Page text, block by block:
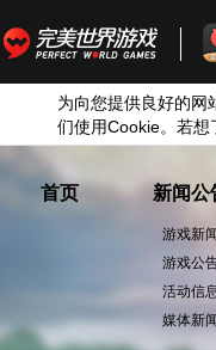
为向您提供良好的网
们使用Cookie。若想
首页 新闻公
游戏新闻
游戏公
活动信
媒体新闻